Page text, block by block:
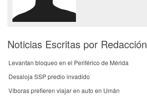
Noticias Escritas por Redacción
Levantan bloqueo en el Periférico de Mérida
Desaloja SSP predio invadido
Víboras prefieren viajar en auto en Umán